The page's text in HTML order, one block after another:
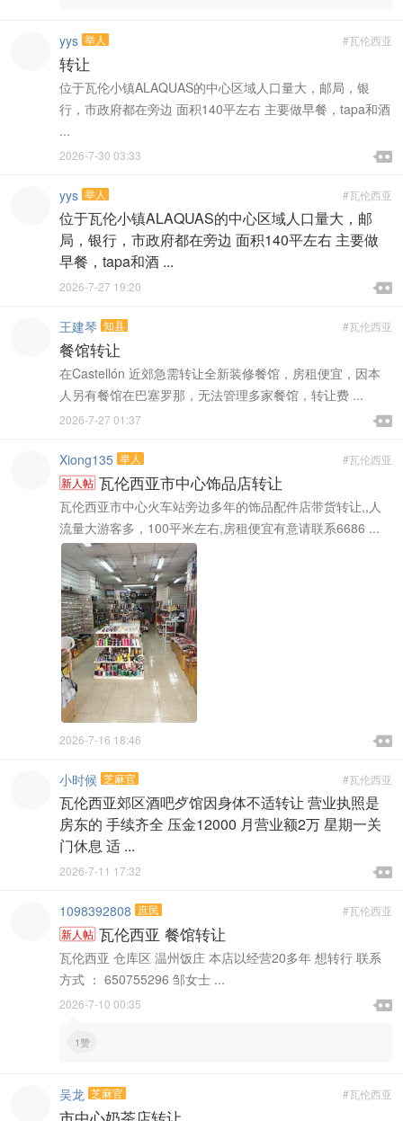
#瓦伦西亚
yys 举人
转让
位于瓦伦小镇ALAQUAS的中心区域人口量大，邮局，银
行，市政府都在旁边 面积140平左右 主要做早餐，tapa和酒
...

2026-7-30 03:33 
#瓦伦西亚
yys 举人
位于瓦伦小镇ALAQUAS的中心区域人口量大，邮
局，银行，市政府都在旁边 面积140平左右 主要做
早餐，tapa和酒 ...

2026-7-27 19:20 
#瓦伦西亚
王建琴 知县
餐馆转让
在Castellón 近郊急需转让全新装修餐馆，房租便宜，因本
人另有餐馆在巴塞罗那，无法管理多家餐馆，转让费 ...

2026-7-27 01:37 
#瓦伦西亚
Xiong135 举人
新人帖 瓦伦西亚市中心饰品店转让
瓦伦西亚市中心火车站旁边多年的饰品配件店带货转让,,人
流量大游客多，100平米左右,房租便宜有意请联系6686 ...

2026-7-16 18:46 
#瓦伦西亚
小时候 芝麻官
瓦伦西亚郊区酒吧歺馆因身体不适转让 营业执照是
房东的 手续齐全 压金12000 月营业额2万 星期一关
门休息 适 ...

2026-7-11 17:32 
#瓦伦西亚
1098392808 庶民
新人帖 瓦伦西亚 餐馆转让
瓦伦西亚 仓库区 温州饭庄 本店以经营20多年 想转行 联系
方式 ： 650755296 邹女士 ...

2026-7-10 00:35 
1赞
#瓦伦西亚
吴龙 芝麻官